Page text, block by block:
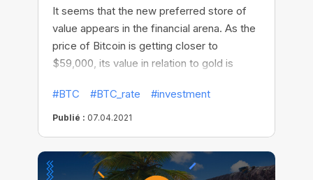
It seems that the new preferred store of
value appears in the financial arena. As the
price of Bitcoin is getting closer to
$59,000, its value in relation to gold is
against gold, the price of Bitcoin recently
reached 34.94 ounces. It has more than
nearly sevenfold since October 2020.
#BTC #BTC_rate #investment
Publié : 07.04.2021